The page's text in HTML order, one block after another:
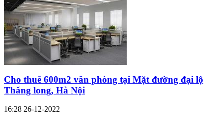
Cho thuê 600m2 văn phòng tại Mặt đường đại lộ
Thăng long, Hà Nội
16:28 26-12-2022